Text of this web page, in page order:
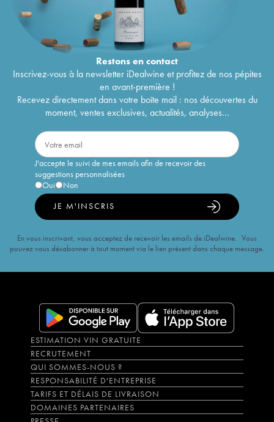
Restons encontact
Inscrivez-vous à la newsletter iDealwine et profitez de nos pépites
en avant-première !
Recevez directement dans votre boîte mail : nos découvertes du
moment, ventes exclusives, actualités, analyses...
J'accepte le suivi de mes emails afin de recevoir des
suggestions personnalisées
Oui
Non
JE M'INSCRIS
En vous inscrivant, vous acceptez de recevoir les emails de iDealwine. Vous
pouvez vous désabonner à tout moment via le lien présent dans chaque message.
ESTIMATION VIN GRATUITE
RECRUTEMENT
QUI SOMMES-NOUS ?
RESPONSABILITÉ D'ENTREPRISE
TARIFS ET DÉLAIS DE LIVRAISON
DOMAINES PARTENAIRES